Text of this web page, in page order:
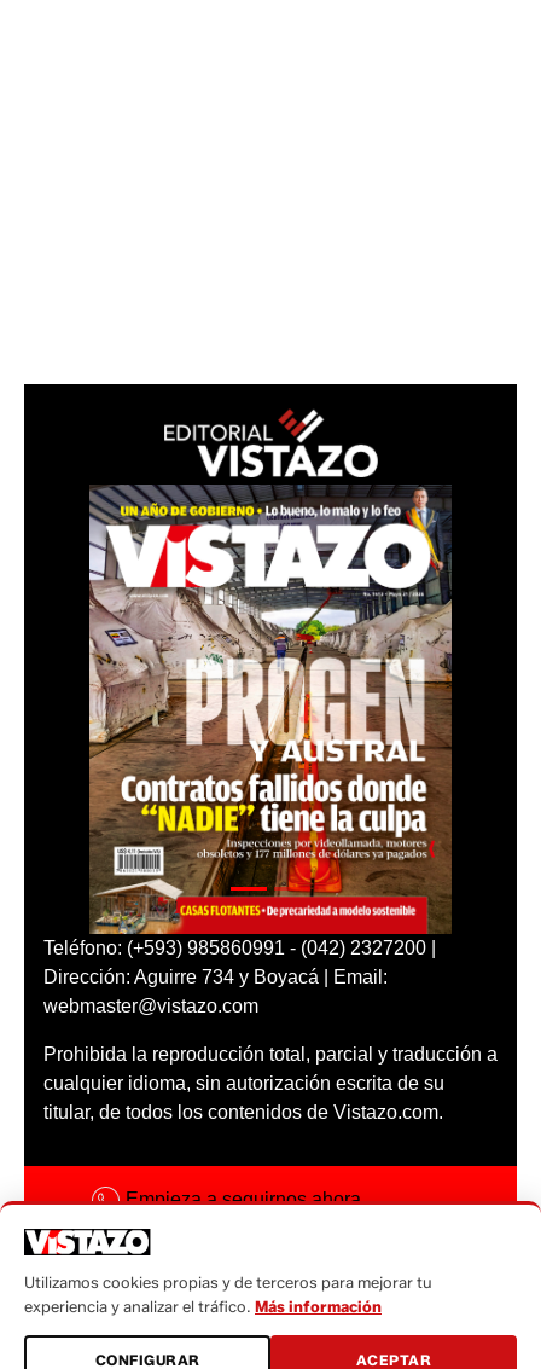
Teléfono: (+593) 985860991 - (042) 2327200 |
Dirección: Aguirre 734 y Boyacá | Email:
webmaster@vistazo.com
Prohibida la reproducción total, parcial y traducción a
cualquier idioma, sin autorización escrita de su
titular, de todos los contenidos de Vistazo.com.
Empieza a seguirnos ahora
Código ética
Sugerencias a:
sugerencias@vistazo.com
Utilizamos cookies propias y de terceros para mejorar tu
experiencia y analizar el tráfico. Más información
CONFIGURAR ACEPTAR